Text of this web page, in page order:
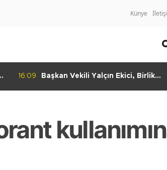
Künye
16:09
Başkan Vekili Yalçın Ekici, Birlikte